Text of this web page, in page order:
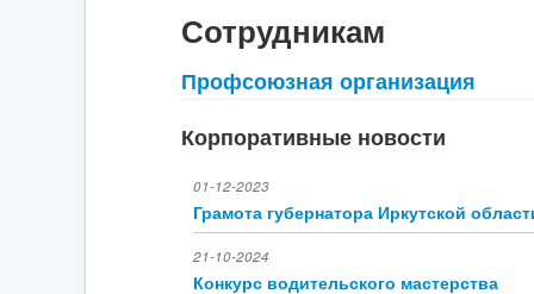
Сотрудникам
Профсоюзная организация
Корпоративные новости
01-12-2023
Грамота губернатора Иркутской
21-10-2024
Конкурс водительского мастерства